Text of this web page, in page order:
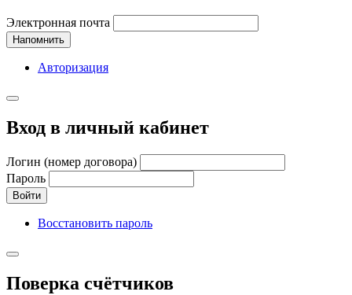
Электронная почта
Напомнить
Авторизация
Вход в личный кабинет
Логин (номер договора)
Пароль
Войти
Восстановить пароль
Поверка счётчиков